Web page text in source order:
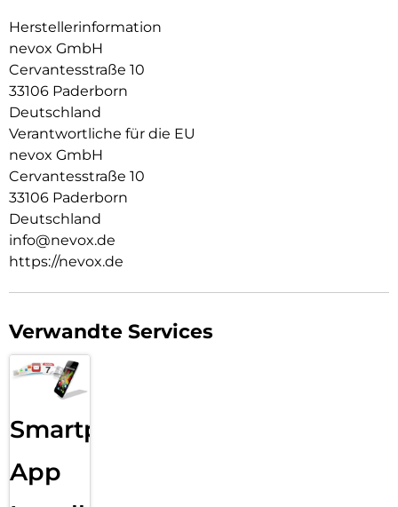
zuverlässig geschützt.
Glasdicke – 0.33mm
Eckenradius – 2.5D
Material Art Crystal Klar
Herstellerinformation
nevox GmbH
Cervantesstraße 10
33106 Paderborn
Deutschland
Verantwortliche für die EU
nevox GmbH
Cervantesstraße 10
33106 Paderborn
Deutschland
info@nevox.de
https://nevox.de
Verwandte Services
Smartphone
App